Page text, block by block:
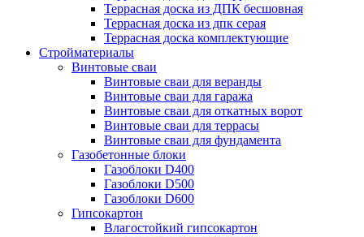
Террасная доска из ДПК бесшовная
Террасная доска из дпк серая
Террасная доска комплектующие
Стройматериалы
Винтовые сваи
Винтовые сваи для веранды
Винтовые сваи для гаража
Винтовые сваи для откатных ворот
Винтовые сваи для террасы
Винтовые сваи для фундамента
Газобетонные блоки
Газоблоки D400
Газоблоки D500
Газоблоки D600
Гипсокартон
Влагостойкий гипсокартон